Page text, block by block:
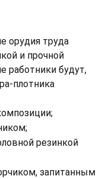
орудия труда
и прочной
работники будут,
плотника
резинкой
запитанным